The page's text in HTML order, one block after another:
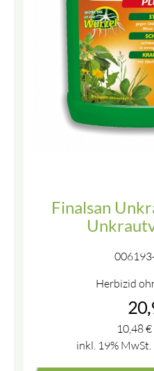
Finalsan
Herbizid
10,48€
inkl. 19% MwSt.